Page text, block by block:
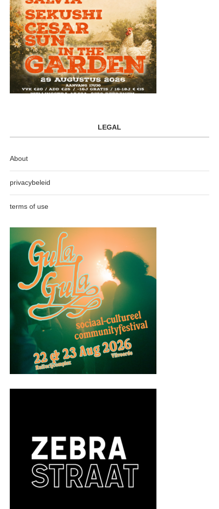
LEGAL
About
privacybeleid
terms of use